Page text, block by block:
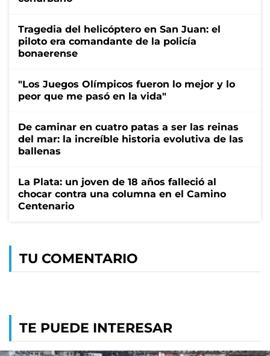
Tragedia del helicóptero en San Juan: el
piloto era comandante de la policía
bonaerense
"Los Juegos Olímpicos fueron lo mejor y lo
peor que me pasó en la vida"
De caminar en cuatro patas a ser las reinas
del mar: la increíble historia evolutiva de las
ballenas
La Plata: un joven de 18 años falleció al
chocar contra una columna en el Camino
Centenario
TU COMENTARIO
TE PUEDE INTERESAR